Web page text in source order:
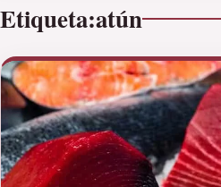
Etiqueta:atún